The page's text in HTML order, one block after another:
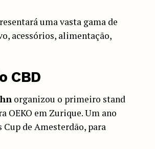
uma vasta gama de
acessórios, alimentação,
CBD
organizou o primeiro stand
OEKO em Zurique. Um ano
de Amesterdão, para